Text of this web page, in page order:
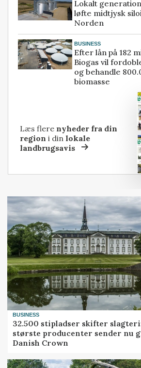
Lokalt
løfte midtjysk
Norden
BUSINESS
Efter lån på 182
Biogas vil
og behandle
biomasse
Læs flere nyheder fra din
region i dinlokale
landbrugsavis
BUSINESS
32.500 stipladser skifter
største producenter sender nu
Danish Crown